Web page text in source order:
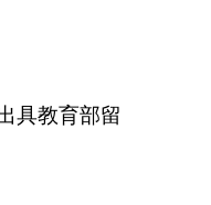
具教育部留